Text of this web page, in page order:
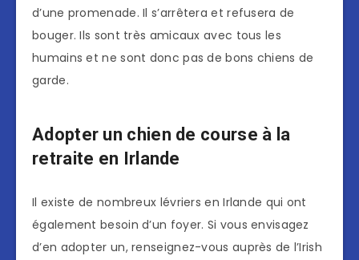
d’une promenade. Il s’arrêtera et refusera de
bouger. Ils sont très amicaux avec tous les
humains et ne sont donc pas de bons chiens de
garde.
Adopter un chien de course à la
retraite en Irlande
Il existe de nombreux lévriers en Irlande qui ont
également besoin d’un foyer. Si vous envisagez
d’en adopter un, renseignez-vous auprès de l’Irish